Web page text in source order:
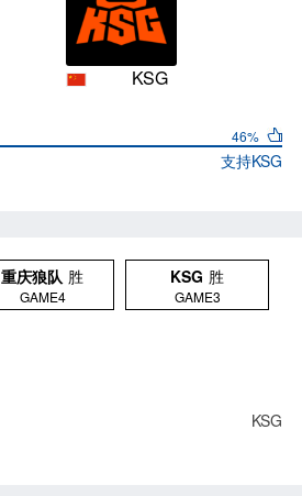
KSG
46%
支持KSG
重庆狼队 胜
GAME4
KSG 胜
GAME3
KSG